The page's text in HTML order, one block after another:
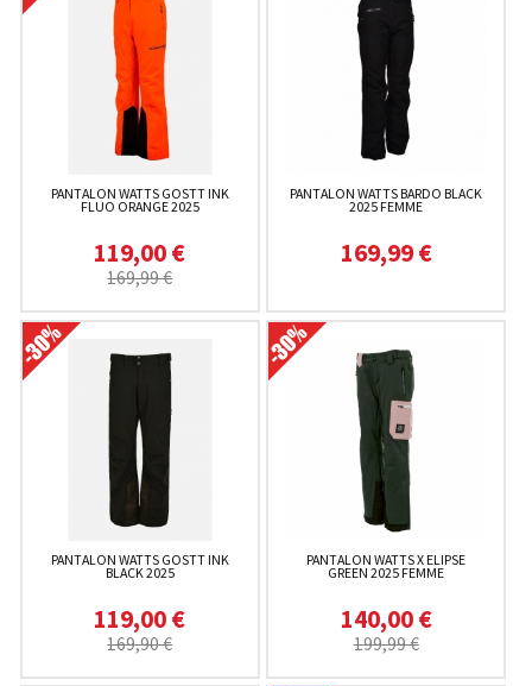
PANTALON WATTS GOSTT INK
FLUO ORANGE 2025
119,00 €
169,99 €
PANTALON WATTS BARDO BLACK
2025 FEMME
169,99 €
PANTALON WATTS GOSTT INK
BLACK 2025
119,00 €
169,90 €
PANTALON WATTS X ELIPSE
GREEN 2025 FEMME
140,00 €
199,99 €